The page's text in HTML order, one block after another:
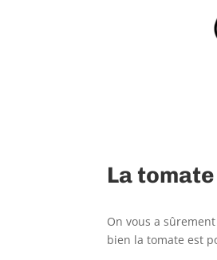
La
On vous a
bien la tomate est